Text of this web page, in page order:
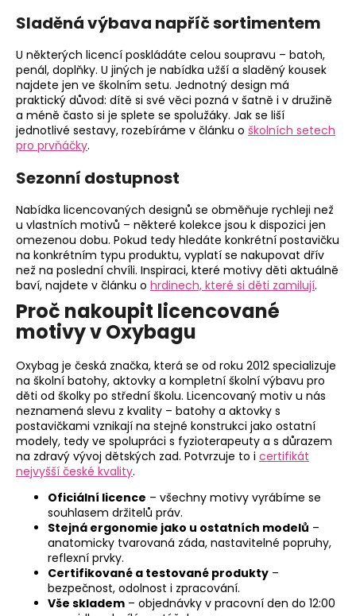
Sladěná výbava napříč sortimentem
U některých licencí poskládáte celou soupravu – batoh,
penál, doplňky. U jiných je nabídka užší a sladěný kousek
najdete jen ve školním setu. Jednotný design má
praktický důvod: dítě si své věci pozná v šatně i v družině
a méně často si je splete se spolužáky. Jak se liší
jednotlivé sestavy, rozebíráme v článku o školních setech
pro prvňáčky.
Sezonní dostupnost
Nabídka licencovaných designů se obměňuje rychleji než
u vlastních motivů – některé kolekce jsou k dispozici jen
omezenou dobu. Pokud tedy hledáte konkrétní postavičku
na konkrétním typu produktu, vyplatí se nakupovat dřív
než na poslední chvíli. Inspiraci, které motivy děti aktuálně
baví, najdete v článku o hrdinech, které si děti zamilují.
Proč nakoupit licencované
motivy v Oxybagu
Oxybag je česká značka, která se od roku 2012 specializuje
na školní batohy, aktovky a kompletní školní výbavu pro
děti od školky po střední školu. Licencovaný motiv u nás
neznamená slevu z kvality – batohy a aktovky s
postavičkami vznikají na stejné konstrukci jako ostatní
modely, tedy ve spolupráci s fyzioterapeuty a s důrazem
na zdravý vývoj dětských zad. Potvrzuje to i certifikát
nejvyšší české kvality.
Oficiální licence – všechny motivy vyrábíme se
souhlasem držitelů práv.
Stejná ergonomie jako u ostatních modelů –
anatomicky tvarovaná záda, nastavitelné popruhy,
reflexní prvky.
Certifikované a testované produkty –
bezpečnost, odolnost i zpracování.
Vše skladem – objednávky v pracovní den do 12:00